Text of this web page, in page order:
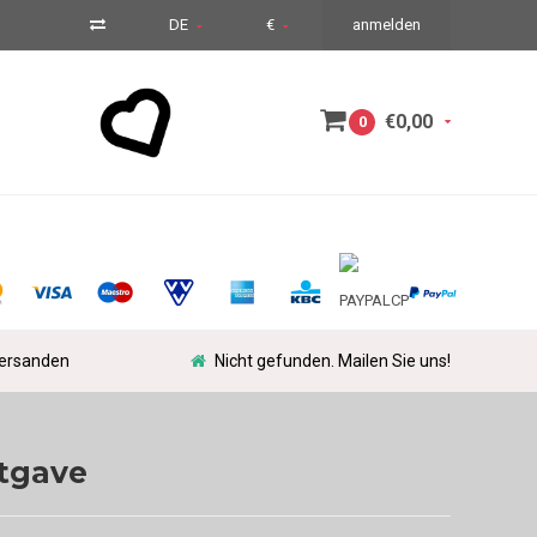
DE € anmelden
0 €0,00
Nicht gefunden. Mailen Sie uns!